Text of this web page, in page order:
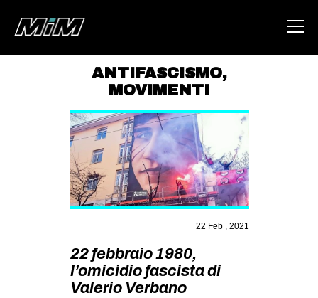
HOME
ABOUT
AREA
DEGENERAZIONE
GAZA FREESTYLE
CSOA LAMBRETTA
MSM
STUDENTI TSUNAMI
ANTIFASCISMO,
MOVIMENTI
22 Feb , 2021
22 febbraio 1980,
l’omicidio fascista di
Valerio Verbano